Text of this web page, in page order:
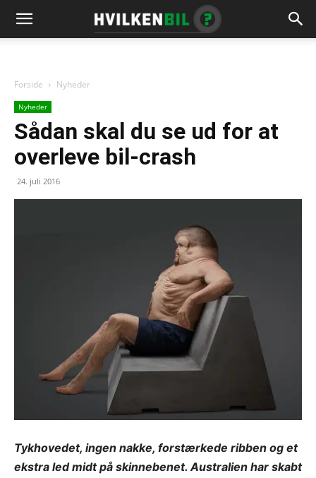
Forside Nyheder
Nyheder
Sådan skal du se ud for at
overleve bil-crash
24. juli 2016
Tykhovedet, ingen nakke, forstærkede ribben og et
ekstra led midt på skinnebenet. Australien har skabt